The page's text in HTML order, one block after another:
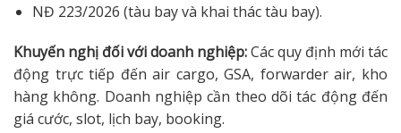
NĐ 223/2026 (tàu bay và khai thác tàu bay).
Khuyến nghị đối với doanh nghiệp:Các quy định mới tác
động trực tiếp đến air cargo, GSA, forwarder air, kho
hàng không. Doanh nghiệp cần theo dõi tác động đến
giá cước, slot, lịch bay, booking.